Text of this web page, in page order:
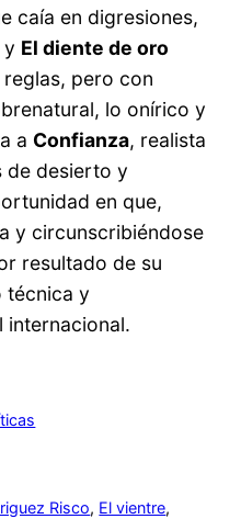
caía en digresiones,
y El diente de oro
pero con
lo onírico y
a Confianza, realista
de desierto y
en que,
y circunscribiéndose
resultado de su
técnica y
internacional.
Risco, El vientre